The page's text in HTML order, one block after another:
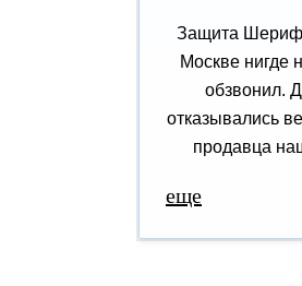
Защита Шериф
Москве нигде
обзвонил.
отказывались
продавца
еще